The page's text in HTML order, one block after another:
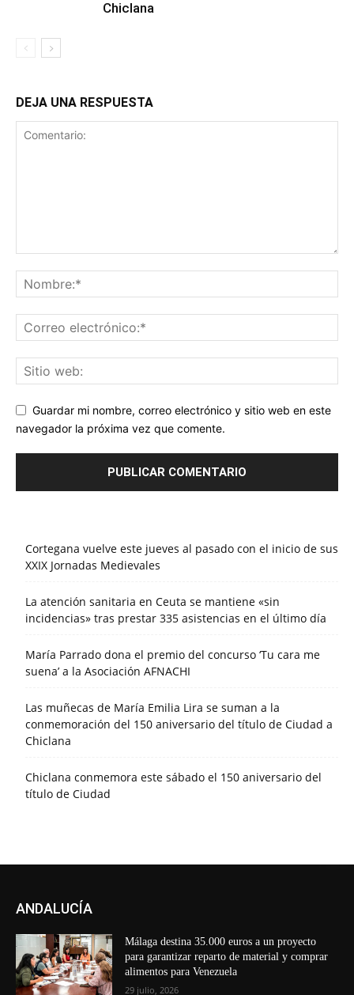
Chiclana
DEJA UNA RESPUESTA
Guardar mi nombre, correo electrónico y sitio web en este
navegador la próxima vez que comente.
Cortegana vuelve este jueves al pasado con el inicio de sus
XXIX Jornadas Medievales
La atención sanitaria en Ceuta se mantiene «sin
incidencias» tras prestar 335 asistencias en el último día
María Parrado dona el premio del concurso ‘Tu cara me
suena’ a la Asociación AFNACHI
Las muñecas de María Emilia Lira se suman a la
conmemoración del 150 aniversario del título de Ciudad a
Chiclana
Chiclana conmemora este sábado el 150 aniversario del
título de Ciudad
ANDALUCÍA
Málaga destina 35.000 euros a un proyecto
para garantizar reparto de material y comprar
alimentos para Venezuela
29 julio, 2026